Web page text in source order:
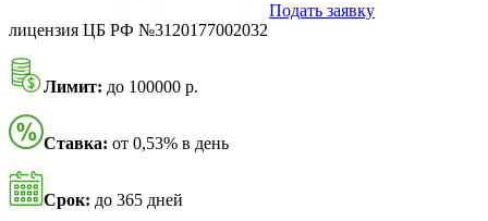
Подать заявку
лицензия ЦБ РФ №3120177002032
Лимит: до 100000 р.
Ставка: от 0,53% в день
Срок: до 365 дней